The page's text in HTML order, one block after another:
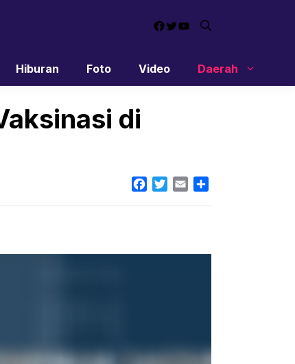
Facebook
Twitter
YouTube
Hiburan Foto Video Daerah
di
Facebook
TwitterEmail